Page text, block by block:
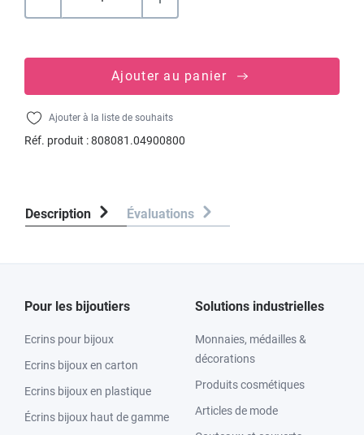
Ajouter au panier
Ajouter à la liste de souhaits
Réf. produit :808081.04900800
Description Évaluations
Pour les bijoutiers
Ecrins pour bijoux
Ecrins bijoux en carton
Ecrins bijoux en plastique
Écrins bijoux haut de gamme
Solutions industrielles
Monnaies, médailles &
décorations
Produits cosmétiques
Articles de mode